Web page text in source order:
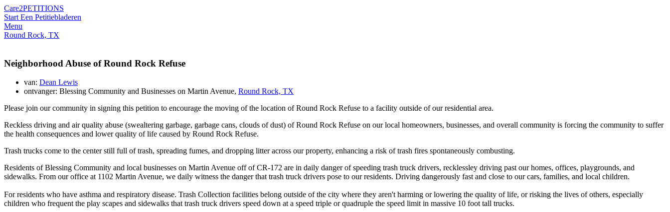
Care2PETITIONS
Start Een Petitiebladeren
Menu
Round Rock, TX
Neighborhood Abuse of Round Rock Refuse
van: Dean Lewis
ontvanger: Blessing Community and Businesses on Martin Avenue, Round Rock, TX
Please join our community in signing this petition to encourage the moving of the location of Round Rock Refuse to a facility outside of our residential area.
Reckless driving and air quality abuse (swealtering garbage, garbage cans, clouds of dust) of Round Rock Refuse on our local homeowners, businesses, and overall community is forcing the community to suffer
the health consequences and lower quality of life caused by Round Rock Refuse.
Trash trucks come to the center still full of trash, spreading fumes, and dropping litter across our property, enhancing a risk of trash fires spontaneously combusting.
Residents of Blessing Community and local businesses on Martin Avenue off of CR-172 are in daily danger of speeding trash truck drivers, recklessley driving past our homes, offices, playgrounds, and
sidewalks. From our office at 1102 Martin Avenue, we daily witness the danger that trash truck drivers pose to our residents. Driving dangerously fast and close to our cars, families, and local children.
For residents who have asthma and respiratory disease. Trash Collection facilities belong outside of the city where they aren't harming or lowering the quality of life, or risking the lives of others, especially
children who frequent the play scapes and sidewalks that trash truck drivers speed down at a speed triple or quadruple the speed limit in massive 10 foot tall trucks.